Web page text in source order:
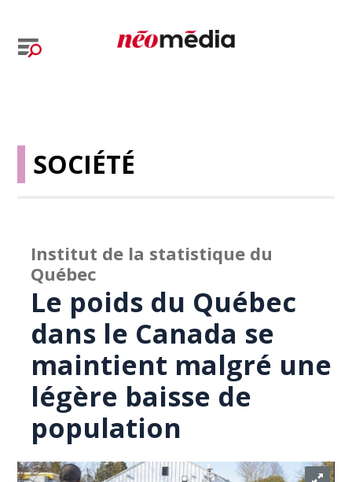
SOCIÉTÉ
Institut de la statistique du
Québec
Le poids du Québec
dans le Canada se
maintient malgré une
légère baisse de
population